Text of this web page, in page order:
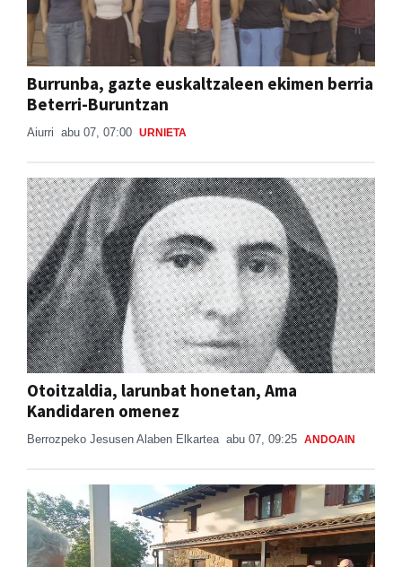
Burrunba, gazte euskaltzaleen ekimen berria
Beterri-Buruntzan
Aiurri abu 07, 07:00 URNIETA
Otoitzaldia, larunbat honetan, Ama
Kandidaren omenez
Berrozpeko Jesusen Alaben Elkartea abu 07, 09:25 ANDOAIN